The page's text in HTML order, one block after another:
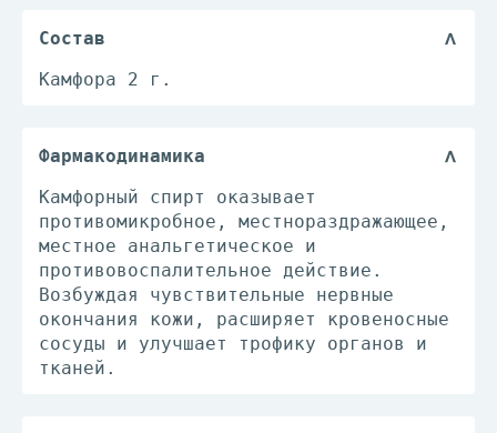
Состав
Камфора 2 г.
Фармакодинамика
Камфорный спирт оказывает
противомикробное, местнораздражающее,
местное анальгетическое и
противовоспалительное действие.
Возбуждая чувствительные нервные
окончания кожи, расширяет кровеносные
сосуды и улучшает трофику органов и
тканей.